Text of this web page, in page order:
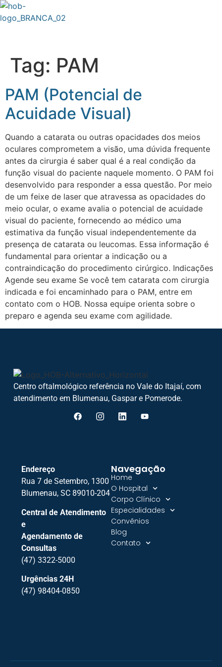
Tag: PAM
PAM (Potencial de
Acuidade Visual)
Quando a catarata ou outras opacidades dos meios
oculares comprometem a visão, uma dúvida frequente
antes da cirurgia é saber qual é a real condição da
função visual do paciente naquele momento. O PAM foi
desenvolvido para responder a essa questão. Por meio
de um feixe de laser que atravessa as opacidades do
meio ocular, o exame avalia o potencial de acuidade
visual do paciente, fornecendo ao médico uma
estimativa da função visual independentemente da
presença de catarata ou leucomas. Essa informação é
fundamental para orientar a indicação ou a
contraindicação do procedimento cirúrgico. Indicações
Agende seu exame Se você tem catarata com cirurgia
indicada e foi encaminhado para o PAM, entre em
contato com o HOB. Nossa equipe orienta sobre o
preparo e agenda seu exame com agilidade.
Centro oftalmológico referência no Vale do Itajaí, com
atendimento em Blumenau, Gaspar e Pomerode.
Endereço
Rua 7 de Setembro, 1300
Blumenau, SC 89010-204
Central de Atendimento
e
Agendamento de
Consultas
(47) 3322-5000
Urgências 24H
(47) 98404-0850
Navegação
Home
O Hospital
Corpo Clínico
Especialidades
Convênios
Blog
Contato